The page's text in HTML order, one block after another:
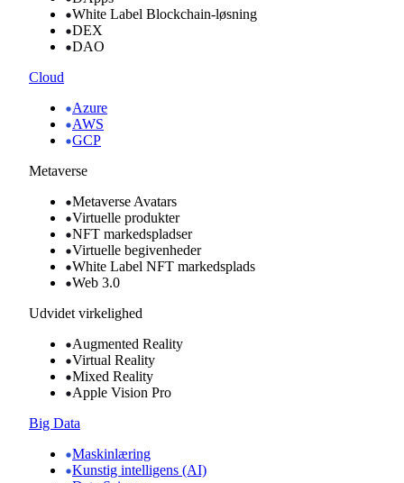
White Label Blockchain-løsning
DEX
DAO
Cloud
Azure
AWS
GCP
Metaverse
Metaverse Avatars
Virtuelle produkter
NFT markedspladser
Virtuelle begivenheder
White Label NFT markedsplads
Web 3.0
Udvidet virkelighed
Augmented Reality
Virtual Reality
Mixed Reality
Apple Vision Pro
Big Data
Maskinlæring
Kunstig intelligens (AI)